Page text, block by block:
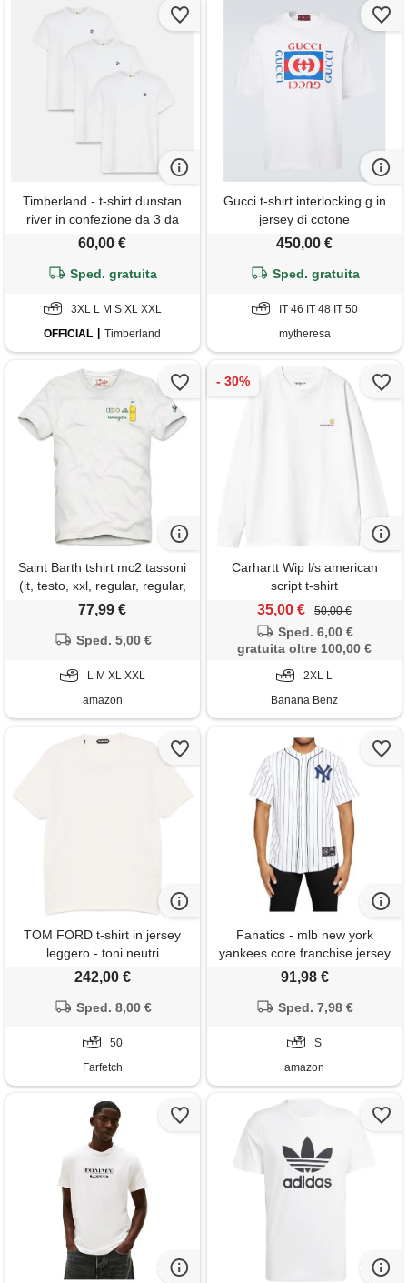
Timberland - t-shirt dunstan
river in confezione da 3 da
uomo in bianco, uomo,
60,00 €
Sped. gratuita
3XL L M S XL XXL
OFFICIAL
Timberland
Gucci t-shirt interlocking g in
jersey di cotone
450,00 €
Sped. gratuita
IT 46 IT 48 IT 50
mytheresa
Saint Barth tshirt mc2 tassoni
(it, testo, xxl, regular, regular,
standard, bianco)
77,99 €
Sped. 5,00 €
L M XL XXL
amazon
Carhartt Wip l/s american
script t-shirt
35,00 € 50,00 €
Sped. 6,00 €
gratuita oltre 100,00 €
2XL L
Banana Benz
TOM FORD t-shirt in jersey
leggero - toni neutri
242,00 €
Sped. 8,00 €
50
Farfetch
Fanatics - mlb new york
yankees core franchise jersey
camicia colore bianco, bianco,
91,98 €
Sped. 7,98 €
S
amazon